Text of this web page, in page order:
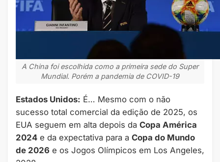
A China foi escolhida como a primeira sede do Super
Mundial. Porém a pandemia de COVID-19
Estados Unidos: É… Mesmo com o não
sucesso total comercial da edição de 2025, os
EUA seguem em alta depois da Copa América
2024 e da expectativa para a Copa do Mundo
de 2026 e os Jogos Olímpicos em Los Angeles,